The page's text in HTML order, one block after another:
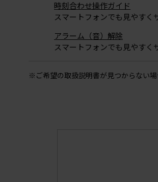
時刻合わせ操作ガイド
スマートフォンでも見やすく
アラーム（音）解除
スマートフォンでも見やすく
※ご希望の取扱説明書が見つからない場